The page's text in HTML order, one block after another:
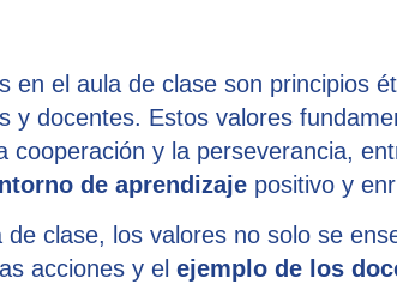
en el aula de clase son principios
y docentes. Estos valores
cooperación y la perseverancia,
de aprendizaje positivo y
de clase, los valores no solo se
acciones y el ejemplo de los